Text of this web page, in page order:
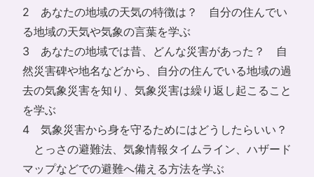
2 あなたの地域の天気の特徴は？ 自分の住んでい
る地域の天気や気象の言葉を学ぶ
3 あなたの地域では昔、どんな災害があった？ 自
然災害碑や地名などから、自分の住んでいる地域の過
去の気象災害を知り、気象災害は繰り返し起こること
を学ぶ
4 気象災害から身を守るためにはどうしたらいい？
とっさの避難法、気象情報タイムライン、ハザード
マップなどでの避難へ備える方法を学ぶ